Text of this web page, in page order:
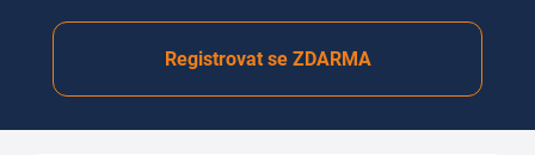
Registrovat se ZDARMA